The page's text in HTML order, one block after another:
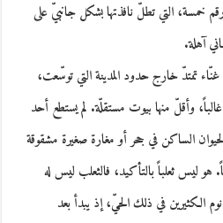
خمسة، التي تطلّ نافذتها بشكل جانبيّ على
آهلة.
تمتدّ خارج حدود المدينة التي توسّعت،
وأقلّ منها بيوت مستقلّة. لم يستطع أحد
الساكن في جحر أو مغارة صغيرة مشقوقة
ليس ثعلباً بالتأكيد، فالثعلب ليس له
الكثيرين في ذلك الحيّ، إذ يبدأ بعد